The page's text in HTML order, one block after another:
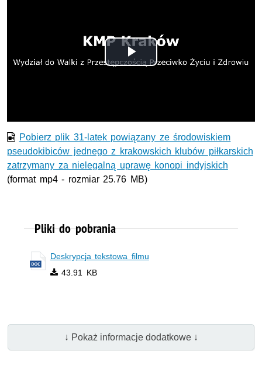
Odtwórz
Pobierz plik 31-latek powiązany ze środowiskiem
pseudokibiców jednego z krakowskich klubów piłkarskich
zatrzymany za nielegalną uprawę konopi indyjskich
(format mp4 - rozmiar 25.76 MB)
Pliki do pobrania
Deskrypcja tekstowa filmu
43.91 KB
↓ Pokaż informacje dodatkowe ↓